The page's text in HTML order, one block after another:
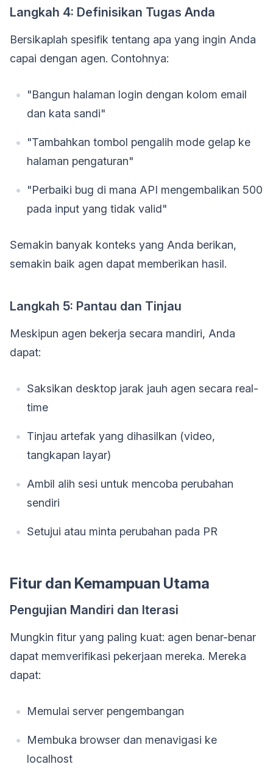
Langkah 4: Definisikan Tugas Anda
Bersikaplah spesifik tentang apa yang ingin Anda
capai dengan agen. Contohnya:
"Bangun halaman login dengan kolom email
dan kata sandi"
"Tambahkan tombol pengalih mode gelap ke
halaman pengaturan"
"Perbaiki bug di mana API mengembalikan 500
pada input yang tidak valid"
Semakin banyak konteks yang Anda berikan,
semakin baik agen dapat memberikan hasil.
Langkah 5: Pantau dan Tinjau
Meskipun agen bekerja secara mandiri, Anda
dapat:
Saksikan desktop jarak jauh agen secara real-
time
Tinjau artefak yang dihasilkan (video,
tangkapan layar)
Ambil alih sesi untuk mencoba perubahan
sendiri
Setujui atau minta perubahan pada PR
Fitur dan Kemampuan Utama
Pengujian Mandiri dan Iterasi
Mungkin fitur yang paling kuat: agen benar-benar
dapat memverifikasi pekerjaan mereka. Mereka
dapat:
Memulai server pengembangan
Membuka browser dan menavigasi ke
localhost